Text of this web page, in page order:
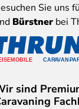
Sie uns
Bürstnerbei
sind